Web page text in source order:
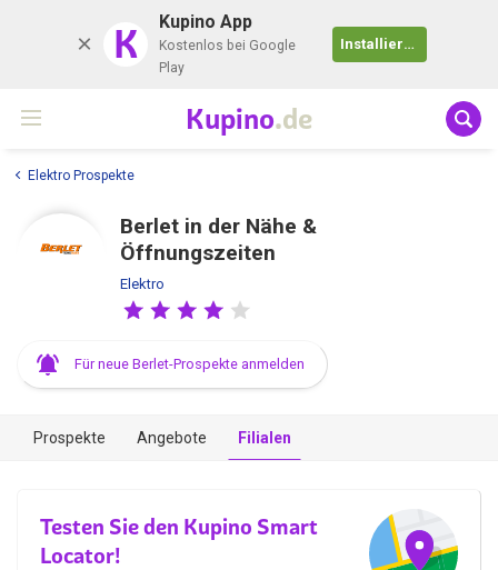
K Kupino App
Kostenlos bei Google
Play
Installieren
Kupino.de
Elektro Prospekte
Berlet in der Nähe &
Öffnungszeiten
Elektro
Für neue Berlet-Prospekte anmelden
Prospekte Angebote Filialen
Testen Sie den Kupino Smart
Locator!